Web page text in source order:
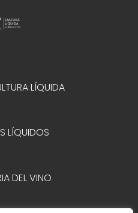
LÍQUIDA
LÍQUIDOS
DEL VINO